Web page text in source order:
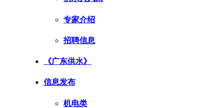
专家介绍
招聘信息
《广东供水》
信息发布
机电类